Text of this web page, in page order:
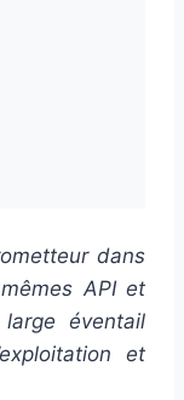
dans
API et
éventail
et